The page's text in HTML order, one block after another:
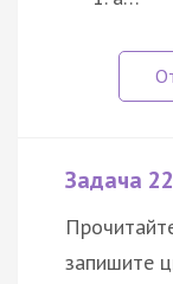
Задача
запишите